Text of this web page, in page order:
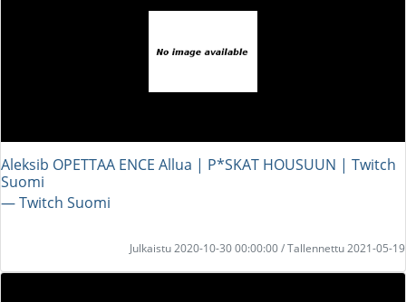
Aleksib OPETTAA ENCE Allua | P*SKAT HOUSUUN | Twitch
Suomi
― Twitch Suomi
Julkaistu 2020-10-30 00:00:00 / Tallennettu 2021-05-19